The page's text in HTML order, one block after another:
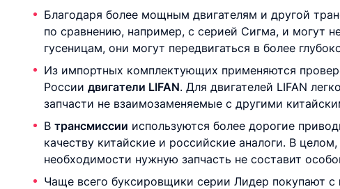
Благодаря более мощным двигателям и другой
по сравнению, например, с серией Сигма, и могут
гусеницам, они могут передвигаться в более
Из импортных комплектующих применяются
России двигатели LIFAN. Для двигателей LIFAN
запчасти не взаимозаменяемые с другими
В трансмиссии используются более дорогие
качеству китайские и российские аналоги. В
необходимости нужную запчасть не составит
Чаще всего буксировщики серии Лидер покупают с